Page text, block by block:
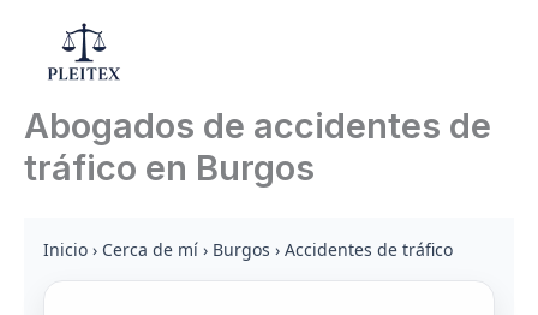
contenido
Abogados de accidentes de
tráfico en Burgos
Inicio › Cerca de mí › Burgos › Accidentes de tráfico